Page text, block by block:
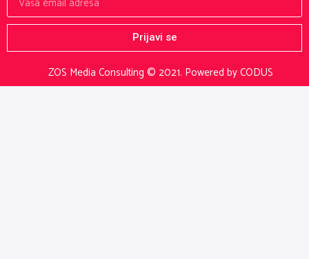
ZOS Media Consulting © 2021. Powered by CODUS
Prijavi se